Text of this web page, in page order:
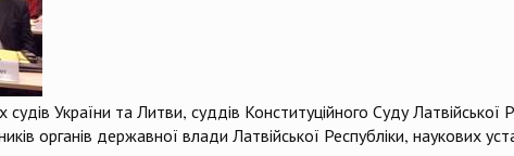
судів України та Литви, суддів Конституційного Суду Латвійської
органів державної влади Латвійської Республіки, наукових